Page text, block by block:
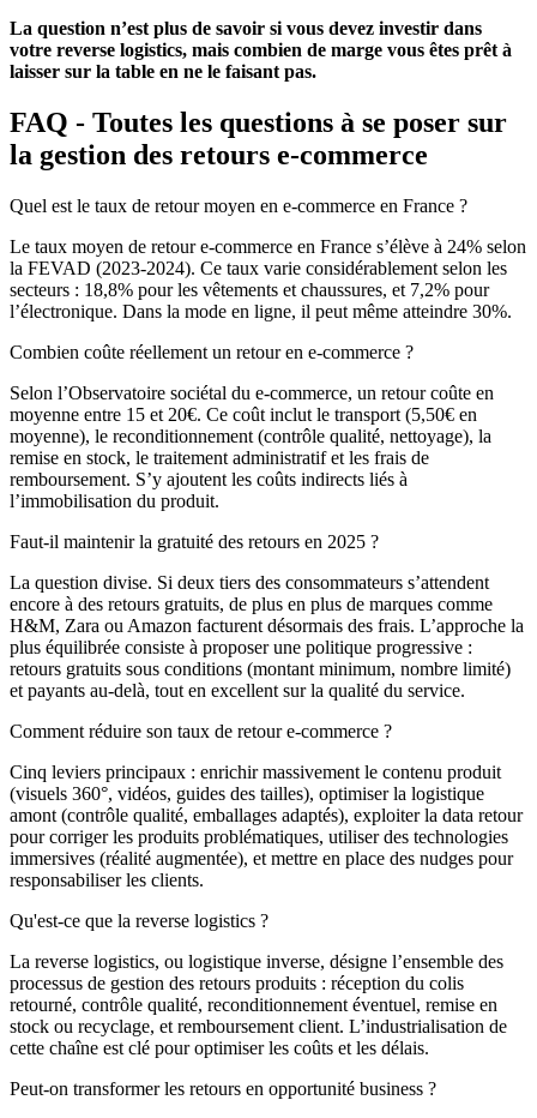
La question n’est plus de savoir si vous devez investir dans
votre reverse logistics, mais combien de marge vous êtes prêt à
laisser sur la table en ne le faisant pas.
FAQ - Toutes les questions à se poser sur
la gestion des retours e-commerce
Quel est le taux de retour moyen en e-commerce en France ?
Le taux moyen de retour e-commerce en France s’élève à 24% selon
la FEVAD (2023-2024). Ce taux varie considérablement selon les
secteurs : 18,8% pour les vêtements et chaussures, et 7,2% pour
l’électronique. Dans la mode en ligne, il peut même atteindre 30%.
Combien coûte réellement un retour en e-commerce ?
Selon l’Observatoire sociétal du e-commerce, un retour coûte en
moyenne entre 15 et 20€. Ce coût inclut le transport (5,50€ en
moyenne), le reconditionnement (contrôle qualité, nettoyage), la
remise en stock, le traitement administratif et les frais de
remboursement. S’y ajoutent les coûts indirects liés à
l’immobilisation du produit.
Faut-il maintenir la gratuité des retours en 2025 ?
La question divise. Si deux tiers des consommateurs s’attendent
encore à des retours gratuits, de plus en plus de marques comme
H&M, Zara ou Amazon facturent désormais des frais. L’approche la
plus équilibrée consiste à proposer une politique progressive :
retours gratuits sous conditions (montant minimum, nombre limité)
et payants au-delà, tout en excellent sur la qualité du service.
Comment réduire son taux de retour e-commerce ?
Cinq leviers principaux : enrichir massivement le contenu produit
(visuels 360°, vidéos, guides des tailles), optimiser la logistique
amont (contrôle qualité, emballages adaptés), exploiter la data retour
pour corriger les produits problématiques, utiliser des technologies
immersives (réalité augmentée), et mettre en place des nudges pour
responsabiliser les clients.
Qu'est-ce que la reverse logistics ?
La reverse logistics, ou logistique inverse, désigne l’ensemble des
processus de gestion des retours produits : réception du colis
retourné, contrôle qualité, reconditionnement éventuel, remise en
stock ou recyclage, et remboursement client. L’industrialisation de
cette chaîne est clé pour optimiser les coûts et les délais.
Peut-on transformer les retours en opportunité business ?